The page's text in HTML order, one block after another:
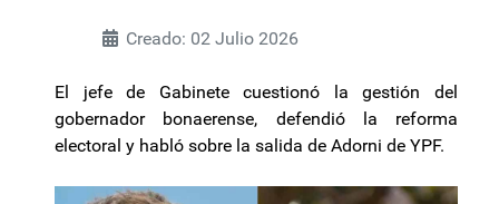
Creado: 02 Julio 2026
El jefe de Gabinete cuestionó la gestión del
gobernador bonaerense, defendió la reforma
electoral y habló sobre la salida de Adorni de YPF.